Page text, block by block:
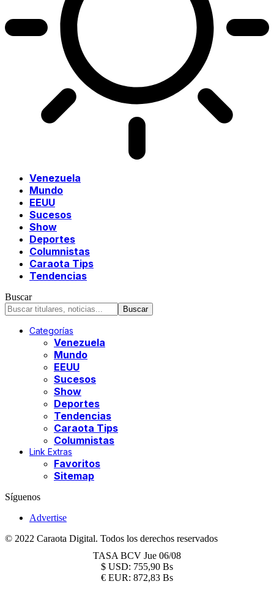
Venezuela
Mundo
EEUU
Sucesos
Show
Deportes
Columnistas
Caraota Tips
Tendencias
Buscar
Categorías
Venezuela
Mundo
EEUU
Sucesos
Show
Deportes
Tendencias
Caraota Tips
Columnistas
Link Extras
Favoritos
Sitemap
Síguenos
Advertise
© 2022 Caraota Digital. Todos los derechos reservados
TASA BCV Jue 06/08
$ USD: 755,90 Bs
€ EUR: 872,83 Bs